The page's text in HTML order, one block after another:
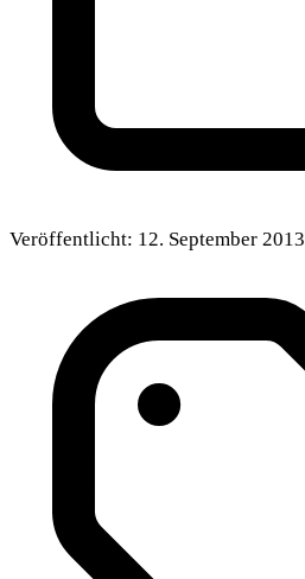
Veröffentlicht: 12. September 2013